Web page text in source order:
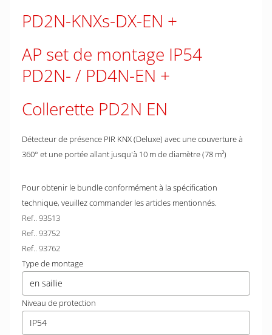
PD2N-KNXs-DX-EN
AP set de montage IP54
PD2N- / PD4N-EN
Collerette PD2N EN
Détecteur de présence PIR KNX (Deluxe) avec une couverture à
360° et une portée allant jusqu'à 10 m de diamètre (78 m²)
Pour obtenir le bundle conformément à la spécification
technique, veuillez commander les articles mentionnés.
Ref.. 93513
Ref.. 93752
Ref.. 93762
Type de montage
en saillie
Niveau de protection
IP54